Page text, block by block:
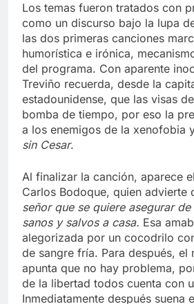
Los temas fueron tratados con
como un discurso bajo la lupa
las dos primeras canciones
humorística e irónica,
del programa. Con aparente
Treviño recuerda, desde la
estadounidense, que las visas
bomba de tiempo, por eso la
a los enemigos de la xenofobia
sin Cesar.
Al finalizar la canción, aparece
Carlos Bodoque, quien advierte
señor que se quiere asegurar
sanos y salvos a casa. Esa
alegorizada por un cocodrilo
de sangre fría. Para después, el
apunta que no hay problema,
de la libertad todos cuenta con
Inmediatamente después suena